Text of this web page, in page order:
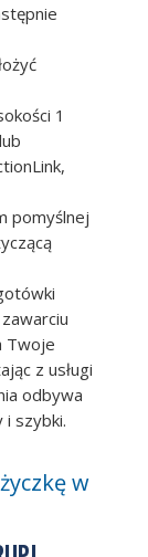
1
pomyślnej
Twoje
z usługi
odbywa
i szybki.
w